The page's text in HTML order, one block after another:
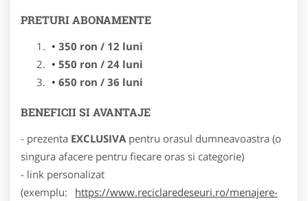
PRETURI ABONAMENTE
350 ron / 12 luni
550 ron / 24 luni
650 ron / 36 luni
BENEFICII SI AVANTAJE
- prezenta EXCLUSIVA pentru orasul dumneavoastra (o
singura afacere pentru fiecare oras si categorie)
- link personalizat
(exemplu:
https://www.reciclaredeseuri.ro/menajere-